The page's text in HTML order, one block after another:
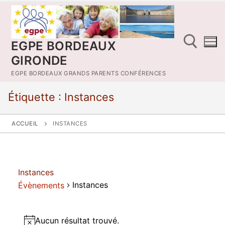
Aller
contenu
EGPE BORDEAUX
GIRONDE
EGPE BORDEAUX GRANDS PARENTS CONFÉRENCES
Rechercher :
Étiquette : Instances
ACCUEIL INSTANCES
Instances
Évènements
Instances
Aucun résultat trouvé.